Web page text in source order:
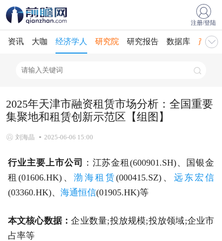
注册/登陆
资讯 大咖 经济学人 研究院 研究报告 数据库 产业
2025年天津市融资租赁市场分析：全国重要
集聚地和租赁创新示范区【组图】
刘海晶 2025-06-06 15:00
行业主要上市公司
：江苏金租(600901.SH)、国银金
租(01606.HK)、渤海租赁(000415.SZ)、 远东宏信
(03360.HK)、 海通恒信(01905.HK)等
本文核心数据：企业数量;投放规模;投放领域;企业市
占率等